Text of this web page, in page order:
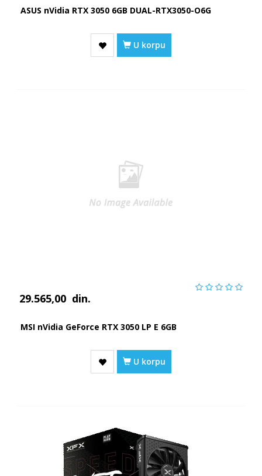
ASUS nVidia RTX 3050 6GB DUAL-RTX3050-O6G
U korpu
29.565,00 din.
MSI nVidia GeForce RTX 3050 LP E 6GB
U korpu